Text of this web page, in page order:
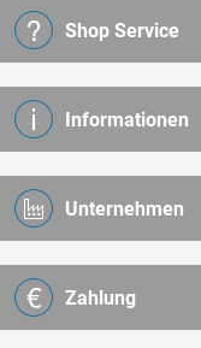
Shop Service
Informationen
Unternehmen
Zahlung